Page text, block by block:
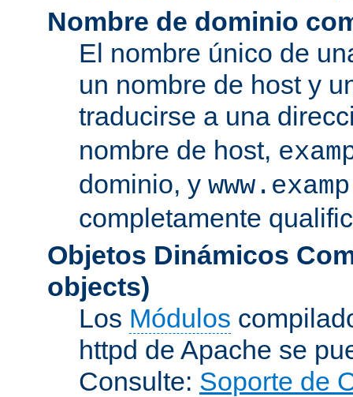
Nombre de dominio
El nombre único de
un nombre de host y
traducirse a una
nombre de host,
dominio, y
completamente
Objetos Dinámicos
objects)
Los Módulos
httpd de Apache se
Consulte: Soporte de